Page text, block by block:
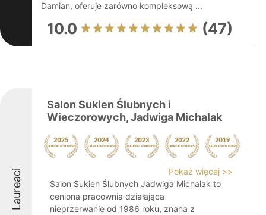
Damian, oferuje zarówno kompleksową ...
10.0 (47)
Laureaci
Salon Sukien Ślubnych i
Wieczorowych, Jadwiga Michalak
Pokaż więcej >>
Salon Sukien Ślubnych Jadwiga Michalak to
ceniona pracownia działająca
nieprzerwanie od 1986 roku, znana z